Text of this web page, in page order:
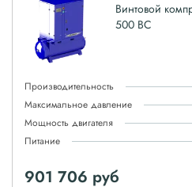
Винтовой
500 ВС
Производительность
Максимальное давление
Мощность двигателя
Питание
901 706 руб